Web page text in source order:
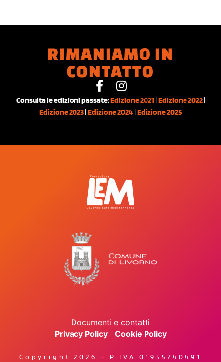
RIMANIAMO IN
CONTATTO
Consulta le edizioni passate:Edizione 2021 Edizione 2022
Edizione 2023 Edizione 2024 Edizione 2025
Documenti e contatti
Privacy Policy
Cookie Policy
Copyright 2026 – P.IVA 01955740491